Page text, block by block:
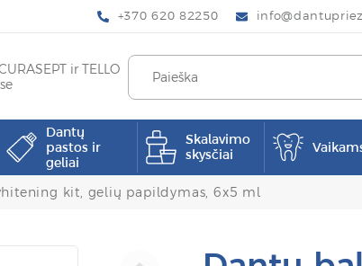
+370 620 82250
ir TELLO
Dantų
pastos ir
geliai
Skalavimo
skysčiai
kit, gelių papildymas, 6x5 ml